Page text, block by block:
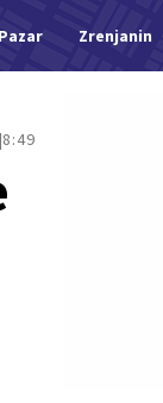
Zrenjanin
8:49